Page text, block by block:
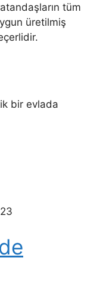
tüm
üretilmiş
bir evlada